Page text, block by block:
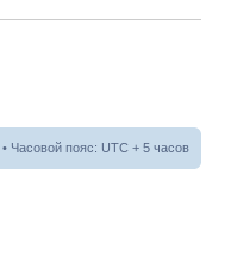
• Часовой пояс: UTC + 5 часов